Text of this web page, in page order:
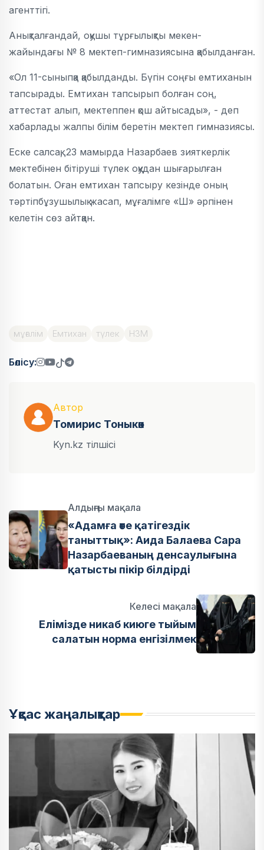
агенттігі.
Анықталғандай, оқушы тұрғылықты мекен-
жайындағы № 8 мектеп-гимназиясына қабылданған.
«Ол 11-сыныпқа қабылданды. Бүгін соңғы емтиханын
тапсырады. Емтихан тапсырып болған соң,
аттестат алып, мектеппен қош айтысады», - деп
хабарлады жалпы білім беретін мектеп гимназиясы.
Еске салсақ, 23 мамырда Назарбаев зияткерлік
мектебінен бітіруші түлек оқудан шығарылған
болатын. Оған емтихан тапсыру кезінде оның
тәртіпбұзушылық жасап, мұғалімге «Ш» әрпінен
келетін сөз айтқан.
мұғалім Емтихан түлек НЗМ
Бөлісу:
Автор
Томирис Тоныкөк
Kyn.kz тілшісі
Алдыңғы мақала
«Адамға өте қатігездік
таныттық»: Аида Балаева Сара
Назарбаеваның денсаулығына
қатысты пікір білдірді
Келесі мақала
Елімізде никаб киюге тыйым
салатын норма енгізілмек
Ұқсас жаңалықтар